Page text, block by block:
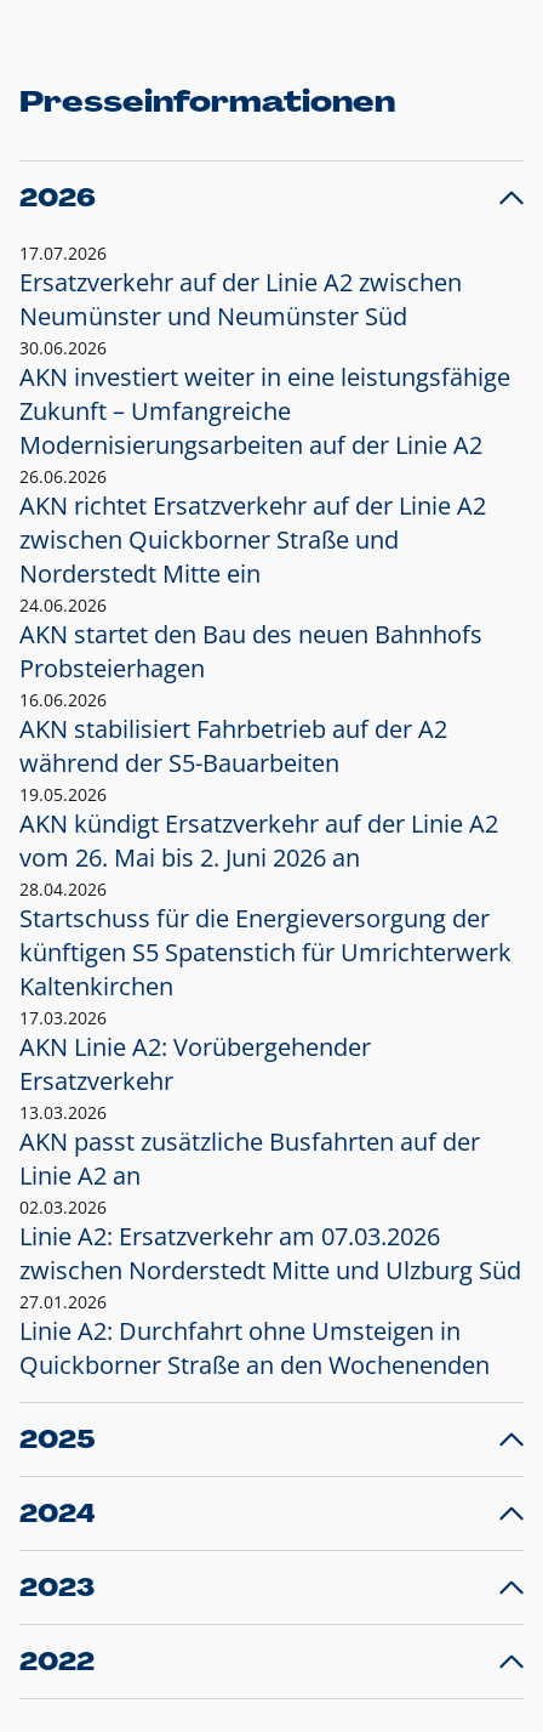
Presseinformationen
2026
17.07.2026
Ersatzverkehr auf der Linie A2 zwischen
Neumünster und Neumünster Süd
30.06.2026
AKN investiert weiter in eine leistungsfähige
Zukunft – Umfangreiche
Modernisierungsarbeiten auf der Linie A2
26.06.2026
AKN richtet Ersatzverkehr auf der Linie A2
zwischen Quickborner Straße und
Norderstedt Mitte ein
24.06.2026
AKN startet den Bau des neuen Bahnhofs
Probsteierhagen
16.06.2026
AKN stabilisiert Fahrbetrieb auf der A2
während der S5-Bauarbeiten
19.05.2026
AKN kündigt Ersatzverkehr auf der Linie A2
vom 26. Mai bis 2. Juni 2026 an
28.04.2026
Startschuss für die Energieversorgung der
künftigen S5 Spatenstich für Umrichterwerk
Kaltenkirchen
17.03.2026
AKN Linie A2: Vorübergehender
Ersatzverkehr
13.03.2026
AKN passt zusätzliche Busfahrten auf der
Linie A2 an
02.03.2026
Linie A2: Ersatzverkehr am 07.03.2026
zwischen Norderstedt Mitte und Ulzburg Süd
27.01.2026
Linie A2: Durchfahrt ohne Umsteigen in
Quickborner Straße an den Wochenenden
2025
23.12.2025
Projekt S5: Start der Bauarbeiten am
2024
10.12.2024
Großprojekt S5: Sperrung der Bahnstraße in
2023
20.12.2023
Schleswig-Holstein verlängert den
2022
22.12.2022